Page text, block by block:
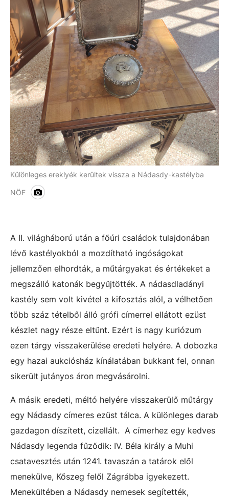
Különleges ereklyék kerültek vissza a Nádasdy-kastélyba
NÖF
A II. világháború után a főúri családok tulajdonában
lévő kastélyokból a mozdítható ingóságokat
jellemzően elhordták, a műtárgyakat és értékeket a
megszálló katonák begyűjtötték. A nádasdladányi
kastély sem volt kivétel a kifosztás alól, a vélhetően
több száz tételből álló grófi címerrel ellátott ezüst
készlet nagy része eltűnt. Ezért is nagy kuriózum
ezen tárgy visszakerülése eredeti helyére. A dobozka
egy hazai aukciósház kínálatában bukkant fel, onnan
sikerült jutányos áron megvásárolni.
A másik eredeti, méltó helyére visszakerülő műtárgy
egy Nádasdy címeres ezüst tálca. A különleges darab
gazdagon díszített, cizellált. A címerhez egy kedves
Nádasdy legenda fűződik: IV. Béla király a Muhi
csatavesztés után 1241. tavaszán a tatárok elől
menekülve, Kőszeg felől Zágrábba igyekezett.
Menekültében a Nádasdy nemesek segítették,